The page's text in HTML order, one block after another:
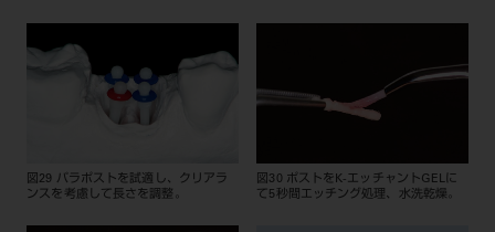
図29 パラポストを試適し、クリアラ
ンスを考慮して長さを調整。
図30 ポストをK-エッチャントGELに
て5秒間エッチング処理、水洗乾燥。